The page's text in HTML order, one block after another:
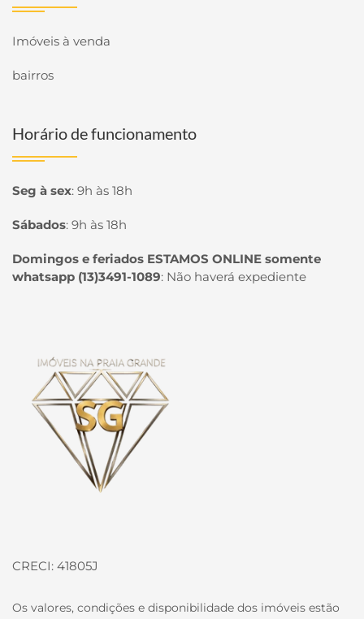
Imóveis à venda
bairros
Horário de funcionamento
Seg à sex: 9h às 18h
Sábados: 9h às 18h
Domingos e feriados ESTAMOS ONLINE somente
whatsapp (13)3491-1089: Não haverá expediente
CRECI: 41805J
Os valores, condições e disponibilidade dos imóveis estão